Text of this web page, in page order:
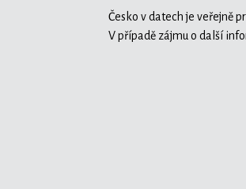
Česko v datech je veřejně
V případě zájmu o další